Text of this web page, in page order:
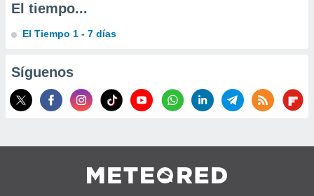
El tiempo...
El Tiempo 1 - 7 días
Síguenos